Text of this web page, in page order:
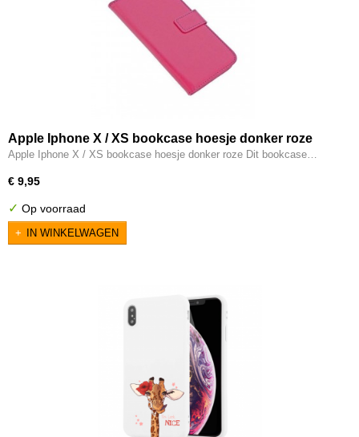
Apple Iphone X / XS bookcase hoesje donker roze
Apple Iphone X / XS bookcase hoesje donker roze Dit bookcase…
€ 9,95
✓ Op voorraad
IN WINKELWAGEN